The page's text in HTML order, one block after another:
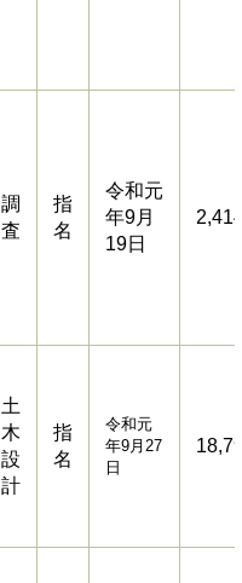
調
査
指
名
令和元
年9月
19日
土
木
設
計
指
名
令和元
年9月27
日